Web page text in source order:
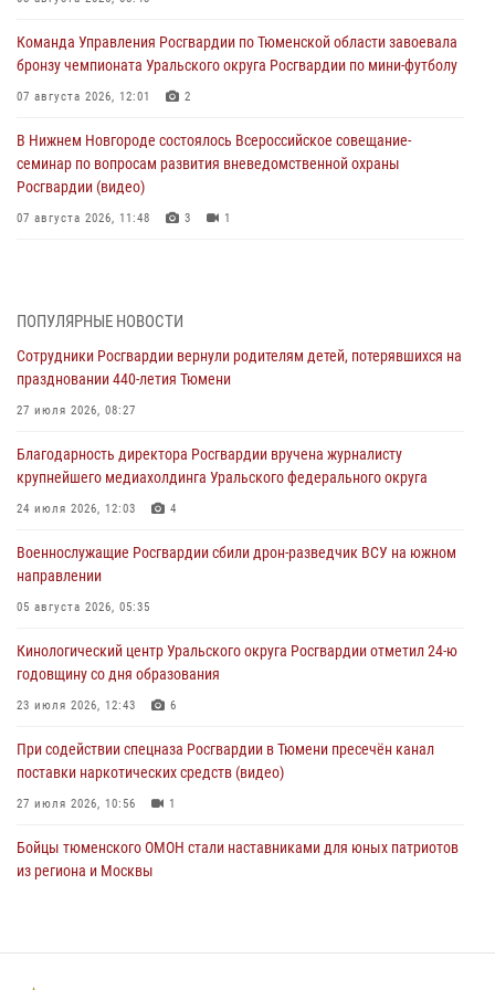
Команда Управления Росгвардии по Тюменской области завоевала
бронзу чемпионата Уральского округа Росгвардии по мини-футболу
07 августа 2026, 12:01 2
В Нижнем Новгороде состоялось Всероссийское совещание-
семинар по вопросам развития вневедомственной охраны
Росгвардии (видео)
07 августа 2026, 11:48 3 1
07 августа 2026, 10:57 5
Память военнослужащих, погибших в разные годы при исполнении
воинского долга, почтили в кинологическом центре Уральского
округа Росгвардии
Росгвардейцы в Тюменской области знакомят детей со своей
службой и напоминают о мерах безопасности
Росгвардейцы приняли участие в фотопроекте «Прогуляемся по
Тюменской области» в рамках акции «Храним огонь Победы»
Росгвардейцы в Тюменской области почтили память генерала
армии Ивана Кирилловича Яковлева
ПОПУЛЯРНЫЕ НОВОСТИ
Сотрудники Росгвардии вернули родителям детей, потерявшихся на
праздновании 440-летия Тюмени
27 июля 2026, 08:27
Благодарность директора Росгвардии вручена журналисту
крупнейшего медиахолдинга Уральского федерального округа
24 июля 2026, 12:03 4
Военнослужащие Росгвардии сбили дрон-разведчик ВСУ на южном
направлении
05 августа 2026, 05:35
Кинологический центр Уральского округа Росгвардии отметил 24-ю
годовщину со дня образования
23 июля 2026, 12:43 6
При содействии спецназа Росгвардии в Тюмени пресечён канал
поставки наркотических средств (видео)
27 июля 2026, 10:56 1
Бойцы тюменского ОМОН стали наставниками для юных патриотов
из региона и Москвы